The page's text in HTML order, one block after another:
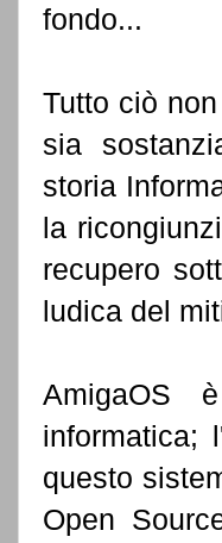
fondo...
Tutto ciò
sia
storia
la
recupero
ludica del
AmigaOS
informatica;
questo
Open